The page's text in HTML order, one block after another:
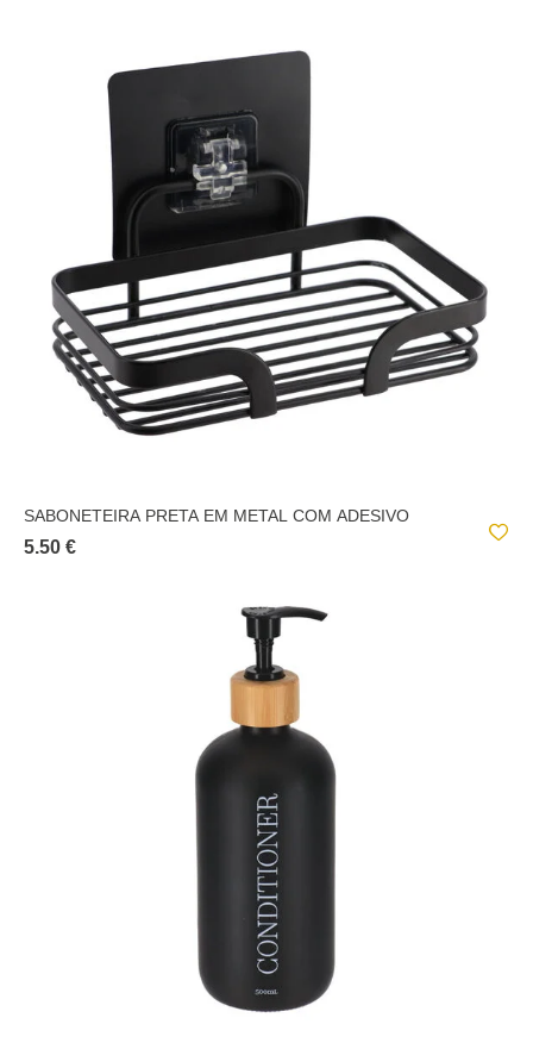
SABONETEIRA PRETA EM METAL COM ADESIVO
5.50 €